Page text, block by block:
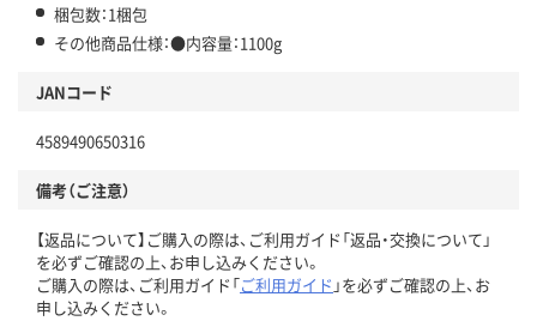
梱包数：1梱包
その他商品仕様：●内容量：1100g
JANコード
4589490650316
備考（ご注意）
【返品について】ご購入の際は、ご利用ガイド「返品・交換について」
を必ずご確認の上、お申し込みください。
ご購入の際は、ご利用ガイド「ご利用ガイド 」を必ずご確認の上、お
申し込みください。